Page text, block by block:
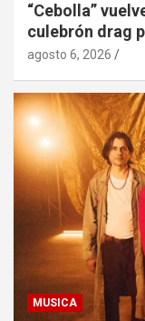
“Cebolla”
culebrón drag
agosto 6, 2026
MUSICA